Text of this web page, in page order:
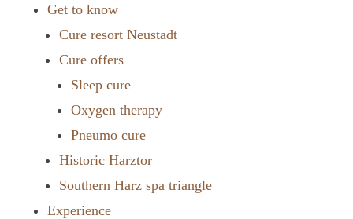
Get to know
Cure resort Neustadt
Cure offers
Sleep cure
Oxygen therapy
Pneumo cure
Historic Harztor
Southern Harz spa triangle
Experience